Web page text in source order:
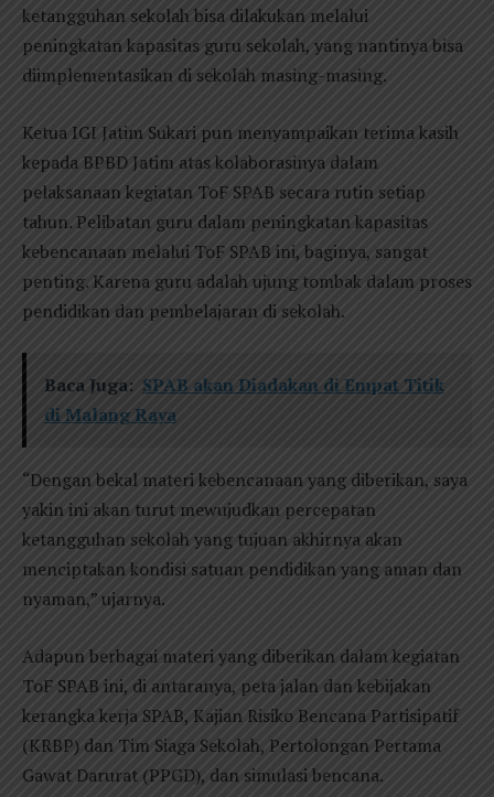
ketangguhan sekolah bisa dilakukan melalui
peningkatan kapasitas guru sekolah, yang nantinya bisa
diimplementasikan di sekolah masing-masing.
Ketua IGI Jatim Sukari pun menyampaikan terima kasih
kepada BPBD Jatim atas kolaborasinya dalam
pelaksanaan kegiatan ToF SPAB secara rutin setiap
tahun. Pelibatan guru dalam peningkatan kapasitas
kebencanaan melalui ToF SPAB ini, baginya, sangat
penting. Karena guru adalah ujung tombak dalam proses
pendidikan dan pembelajaran di sekolah.
Baca Juga: SPAB akan Diadakan di Empat Titik
di Malang Raya
“Dengan bekal materi kebencanaan yang diberikan, saya
yakin ini akan turut mewujudkan percepatan
ketangguhan sekolah yang tujuan akhirnya akan
menciptakan kondisi satuan pendidikan yang aman dan
nyaman,” ujarnya.
Adapun berbagai materi yang diberikan dalam kegiatan
ToF SPAB ini, di antaranya, peta jalan dan kebijakan
kerangka kerja SPAB, Kajian Risiko Bencana Partisipatif
(KRBP) dan Tim Siaga Sekolah, Pertolongan Pertama
Gawat Darurat (PPGD), dan simulasi bencana.